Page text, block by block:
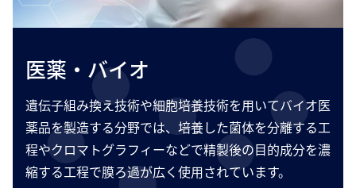
医薬・バイオ
遺伝子組み換え技術や細胞培養技術を用いてバイオ医
薬品を製造する分野では、培養した菌体を分離する工
程やクロマトグラフィーなどで精製後の目的成分を濃
縮する工程で膜ろ過が広く使用されています。